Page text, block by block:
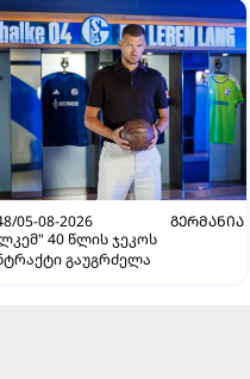
05-08-2026
ᲒᲔᲠᲛᲐᲜᲘᲐ
40 წლის ჯეკოს
გაუგრძელა